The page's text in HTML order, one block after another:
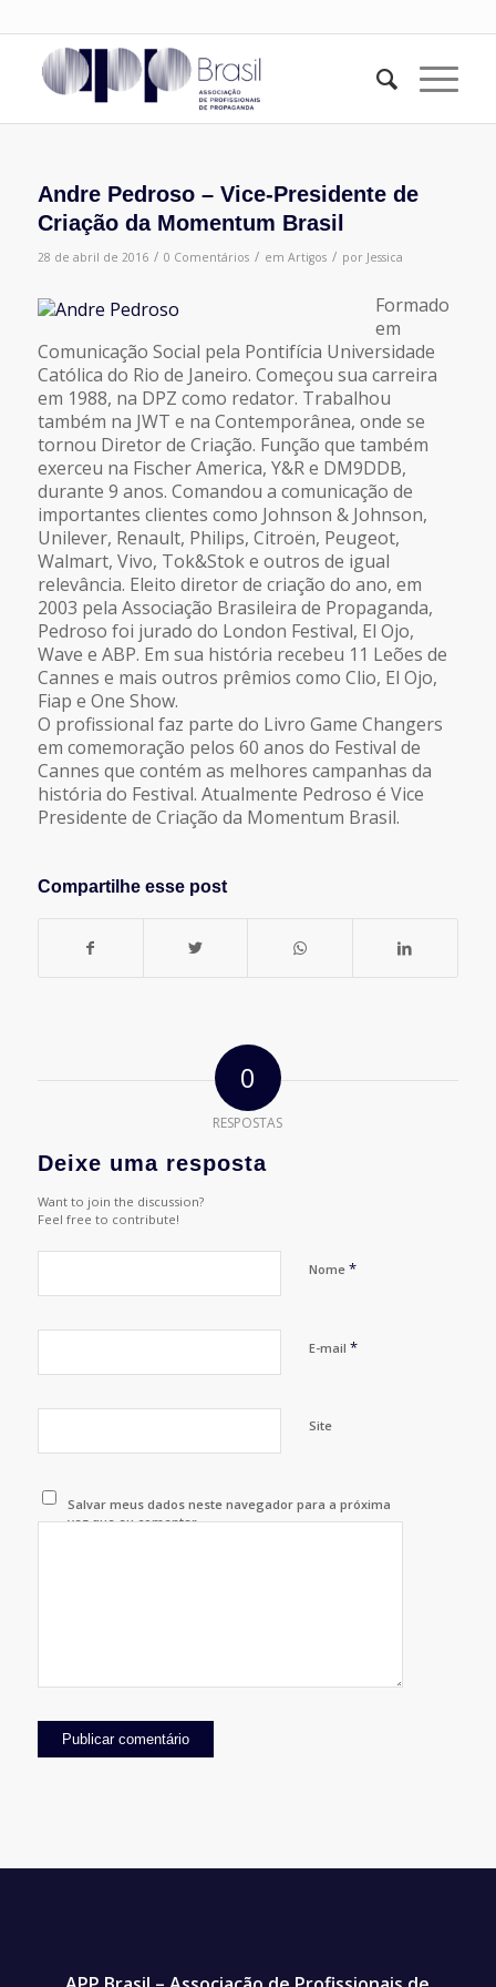
Andre Pedroso – Vice-Presidente de
Criação da Momentum Brasil
28 de abril de 2016 / 0 Comentários / em Artigos / por Jessica
Formado
em
Comunicação Social pela Pontifícia Universidade
Católica do Rio de Janeiro. Começou sua carreira
em 1988, na DPZ como redator. Trabalhou
também na JWT e na Contemporânea, onde se
tornou Diretor de Criação. Função que também
exerceu na Fischer America, Y&R e DM9DDB,
durante 9 anos. Comandou a comunicação de
importantes clientes como Johnson & Johnson,
Unilever, Renault, Philips, Citroën, Peugeot,
Walmart, Vivo, Tok&Stok e outros de igual
relevância. Eleito diretor de criação do ano, em
2003 pela Associação Brasileira de Propaganda,
Pedroso foi jurado do London Festival, El Ojo,
Wave e ABP. Em sua história recebeu 11 Leões de
Cannes e mais outros prêmios como Clio, El Ojo,
Fiap e One Show.
O profissional faz parte do Livro Game Changers
em comemoração pelos 60 anos do Festival de
Cannes que contém as melhores campanhas da
história do Festival. Atualmente Pedroso é Vice
Presidente de Criação da Momentum Brasil.
Compartilhe esse post
0
RESPOSTAS
Deixe uma resposta
Want to join the discussion?
Feel free to contribute!
Nome *
E-mail *
Site
Salvar meus dados neste navegador para a próxima
vez que eu comentar.